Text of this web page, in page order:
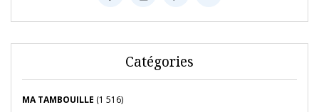
Catégories
MA TAMBOUILLE (1 516)